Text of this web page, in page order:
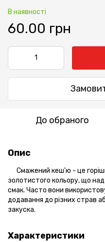
В наявності
60.00 грн
До обраного
Опис
Смажений кеш'ю - це
золотистого кольору, що
смак. Часто вони
додавання до різних страв
закуска.
Характеристики